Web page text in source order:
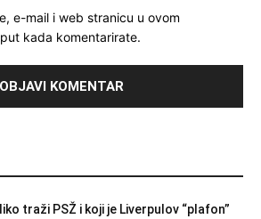
e-mail i web stranicu u ovom
kada komentarirate.
traži PSŽ i koji je Liverpulov “plafon”